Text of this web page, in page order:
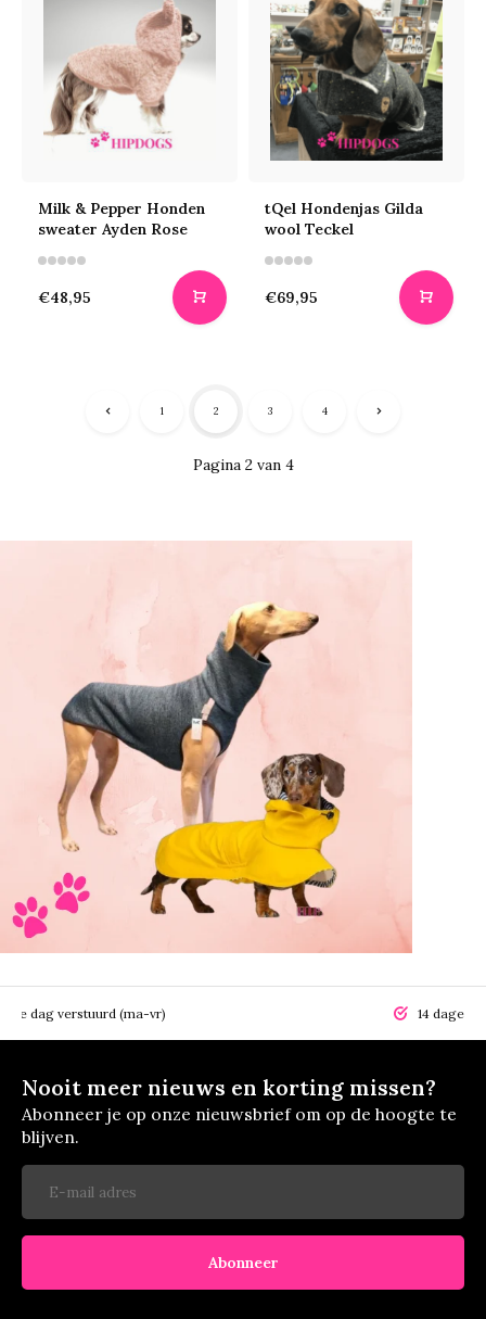
Milk & Pepper Honden
sweater Ayden Rose
€48,95
tQel Hondenjas Gilda
wool Teckel
€69,95
Pagina 2 van 4
1 2 3 4
dag verstuurd (ma-vr) 14 dagen
Nooit meer nieuws en korting missen?
Abonneer je op onze nieuwsbrief om op de hoogte te
blijven.
Abonneer